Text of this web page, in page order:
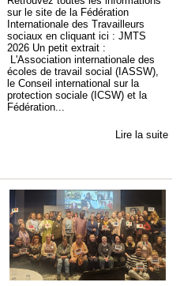
sur le site de la Fédération
Internationale des Travailleurs
sociaux en cliquant ici : JMTS
2026 Un petit extrait :
L'Association internationale des
écoles de travail social (IASSW),
le Conseil international sur la
protection sociale (ICSW) et la
Fédération...
Lire la suite